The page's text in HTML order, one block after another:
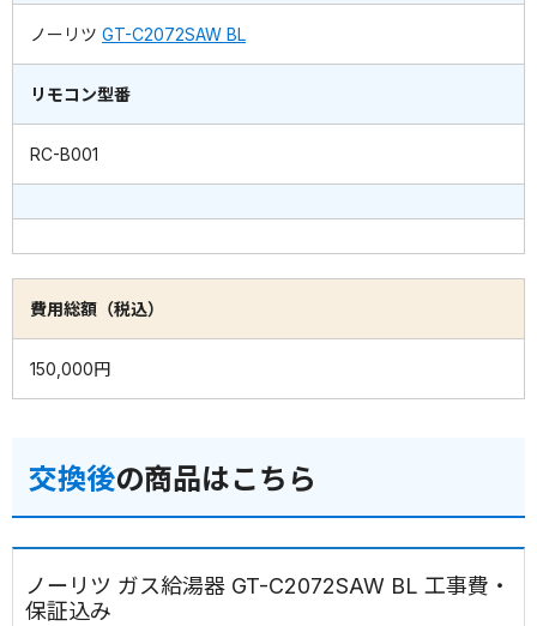
ノーリツ GT-C2072SAW BL
リモコン型番
RC-B001
費用総額（税込）
150,000円
交換後の商品はこちら
ノーリツ ガス給湯器 GT-C2072SAW BL 工事費・
保証込み